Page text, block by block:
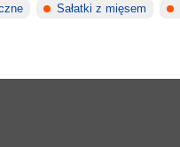
Sałatki z mięsem